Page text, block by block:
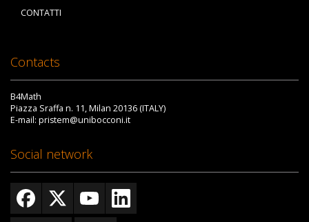
CONTATTI
Contacts
B4Math
Piazza Sraffa n. 11, Milan 20136 (ITALY)
E-mail: pristem@unibocconi.it
Social network